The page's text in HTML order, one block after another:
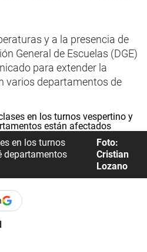
y a la presencia de
General de Escuelas (DGE)
para extender la
varios departamentos de
en los turnos
departamentos
Foto:
Cristian
Lozano